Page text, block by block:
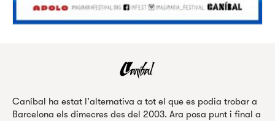
Caníbal ha estat l'alternativa a tot el que es podia trobar a
Barcelona els dimecres des del 2003. Ara posa punt i final a